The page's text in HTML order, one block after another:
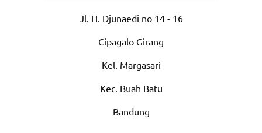
Jl. H. Djunaedi no 14 - 16
Cipagalo Girang
Kel. Margasari
Kec. Buah Batu
Bandung